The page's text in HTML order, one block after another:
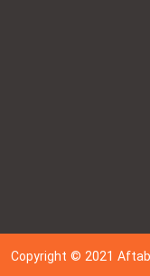
Copyright © 202 1